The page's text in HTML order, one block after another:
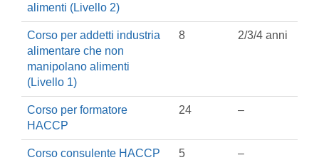
alimenti (Livello 2)
Corso per addetti industria
alimentare che non
manipolano alimenti
(Livello 1)
8 2/3/4 anni
Corso per formatore
HACCP
24 –
Corso consulente HACCP 5 –